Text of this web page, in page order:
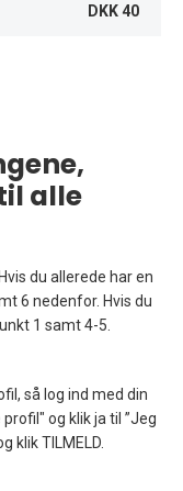
DKK 40
alle
du allerede har en
6 nedenfor. Hvis du
1 samt 4-5.
så log ind med din
og klik ja til ”Jeg
klik TILMELD.